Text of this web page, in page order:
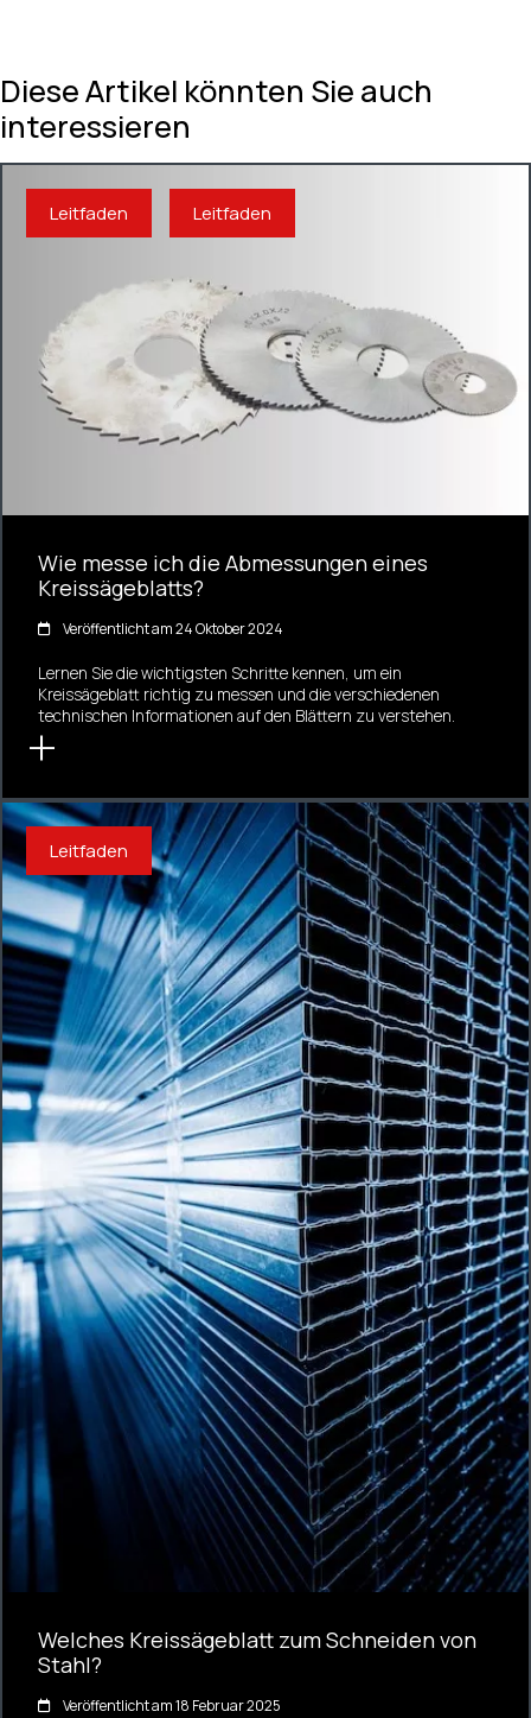
Diese Artikel könnten Sie auch
interessieren
Leitfaden Leitfaden
Wie messe ich die Abmessungen eines
Kreissägeblatts?
Veröffentlicht am 24 Oktober 2024
Lernen Sie die wichtigsten Schritte kennen, um ein
Kreissägeblatt richtig zu messen und die verschiedenen
technischen Informationen auf den Blättern zu verstehen.
Leitfaden
Welches Kreissägeblatt zum Schneiden von
Stahl?
Veröffentlicht am 18 Februar 2025